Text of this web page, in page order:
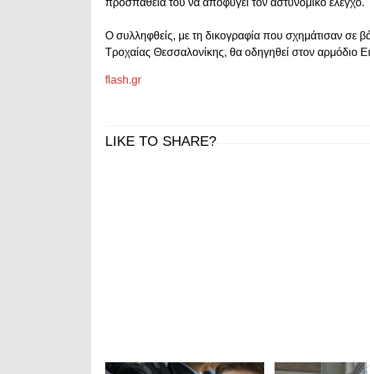
προσπάθειά του να αποφύγει τον αστυνομικό έλεγχο.
Ο συλληφθείς, με τη δικογραφία που σχημάτισαν σε
Τροχαίας Θεσσαλονίκης, θα οδηγηθεί στον αρμόδιο
flash.gr
LIKE TO SHARE?